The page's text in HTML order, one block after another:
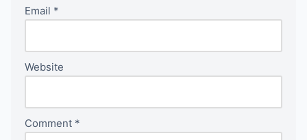
Email *
Website
Comment *